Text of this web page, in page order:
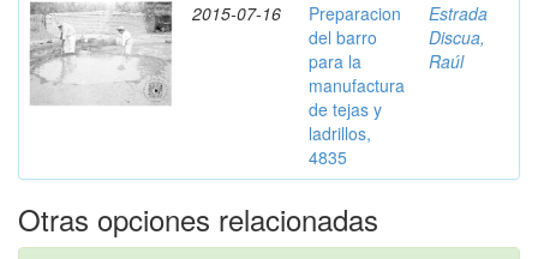
2015-07-16
Preparacion
del barro
para la
manufactura
de tejas y
ladrillos,
4835
Estrada
Discua,
Raúl
Otras opciones relacionadas